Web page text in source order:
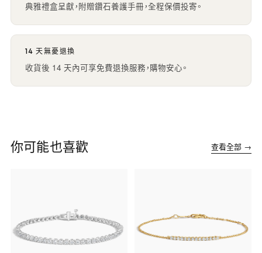
典雅禮盒呈獻，附贈鑽石養護手冊，全程保價投寄。
14 天無憂退換
收貨後 14 天內可享免費退換服務，購物安心。
你可能也喜歡 查看全部 →